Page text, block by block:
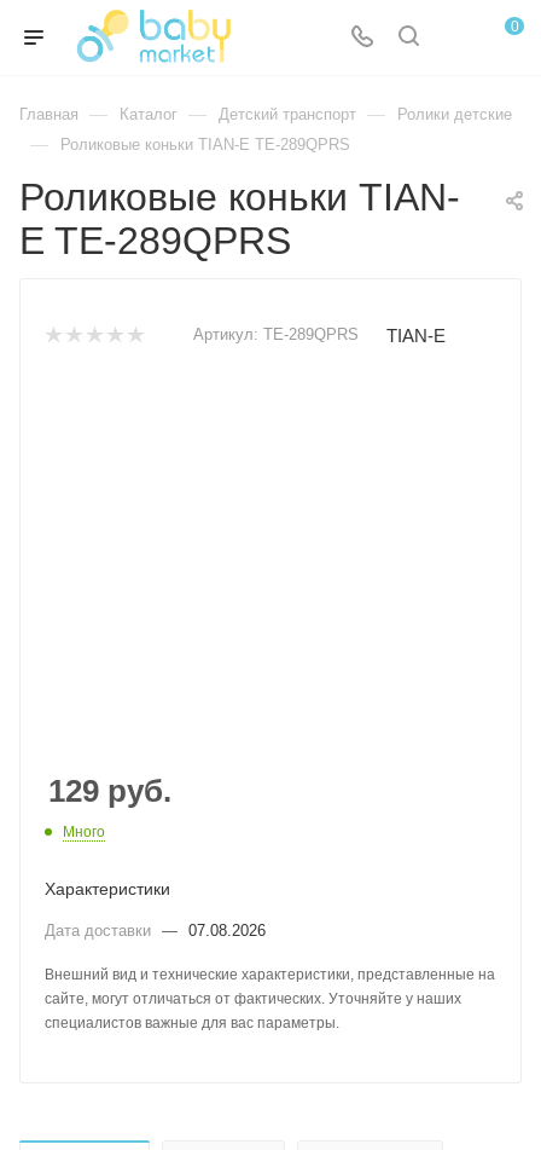
0
Главная — Каталог — Детский транспорт — Ролики детские
— Роликовые коньки TIAN-E TE-289QPRS
Роликовые коньки TIAN-
E TE-289QPRS
Артикул: TE-289QPRS TIAN-E
129 руб.
Много
Характеристики
Дата доставки — 07.08.2026
Внешний вид и технические характеристики, представленные на
сайте, могут отличаться от фактических. Уточняйте у наших
специалистов важные для вас параметры.